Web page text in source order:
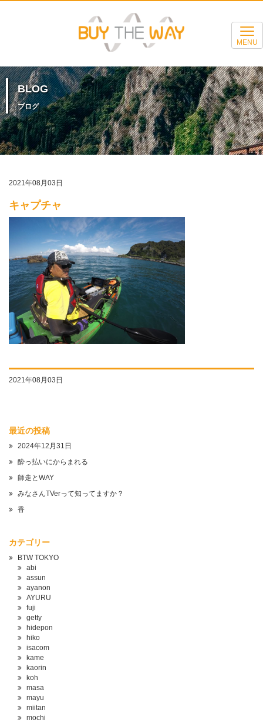
MENU
BLOG
ブログ
2021年08月03日
キャプチャ
2021年08月03日
最近の投稿
2024年12月31日
酔っ払いにからまれる
師走とWAY
みなさんTVerって知ってますか？
香
カテゴリー
BTW TOKYO
abi
assun
ayanon
AYURU
fuji
getty
hidepon
hiko
isacom
kame
kaorin
koh
masa
mayu
miitan
mochi